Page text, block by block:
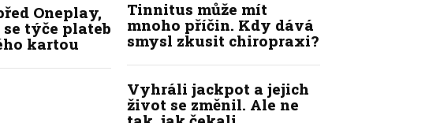
Oneplay,
se týče plateb
kartou
Tinnitus může mít
mnoho příčin. Kdy dává
smysl zkusit chiropraxi?
Vyhráli jackpot a jejich
život se změnil. Ale ne